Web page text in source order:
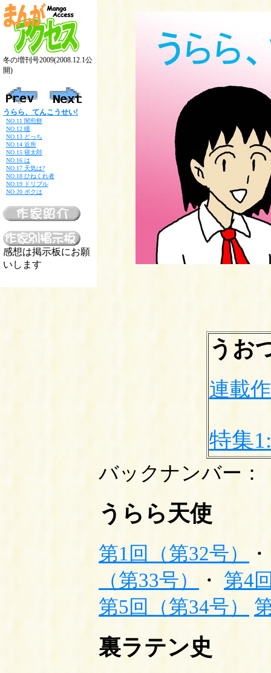
冬の増刊号2009(2008.12.1公
開)
うらら、てんこうせい!
NO.11 闇煎餅
NO.12 瞳
NO.13 どっち
NO.14 近所
NO.15 寝太郎
NO.16 は
NO.17 天気は?
NO.18 ひねくれ者
NO.19 ドリブル
NO.20 ボクは
感想は掲示板にお願
いします
うお
連載
特集
バックナンバー：
うらら天使
第1回（第32号）
（第33号）
・ 第4
第5回（第34号）
裏ラテン史